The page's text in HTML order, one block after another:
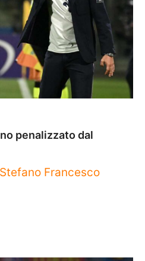
penalizzato dal
Stefano Francesco